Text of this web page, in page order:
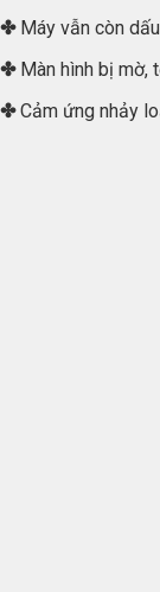
✤Máy vẫn còn dấu
✤Màn hình bị mờ,
✤Cảm ứng nhảy